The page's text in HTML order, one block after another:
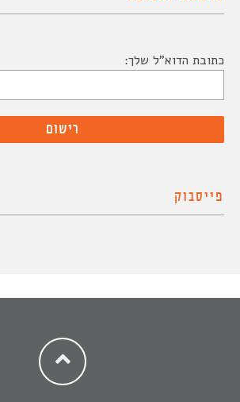
כתובת הדוא"ל שלך:
פייסבוק